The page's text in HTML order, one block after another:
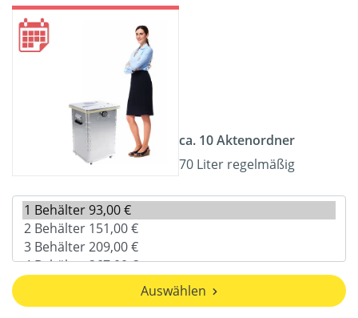
ca. 10 Aktenordner
70 Liter regelmäßig
Auswählen